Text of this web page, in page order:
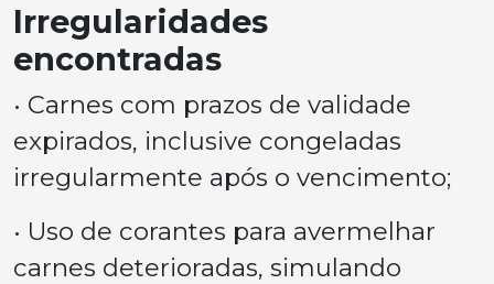
Irregularidades
encontradas
• Carnes com prazos de validade
expirados, inclusive congeladas
irregularmente após o vencimento;
• Uso de corantes para avermelhar
carnes deterioradas, simulando